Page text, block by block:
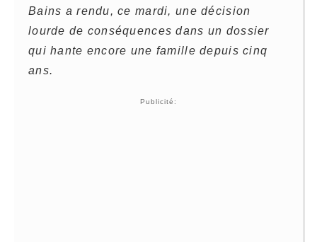
Bains a rendu, ce mardi, une décision
lourde de conséquences dans un dossier
qui hante encore une famille depuis cinq
ans.
Publicité: